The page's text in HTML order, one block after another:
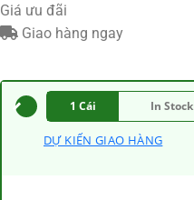
Giá ưu đãi
Giao hàng ngay
1 Cái In Stock
DỰ KIẾN GIAO HÀNG